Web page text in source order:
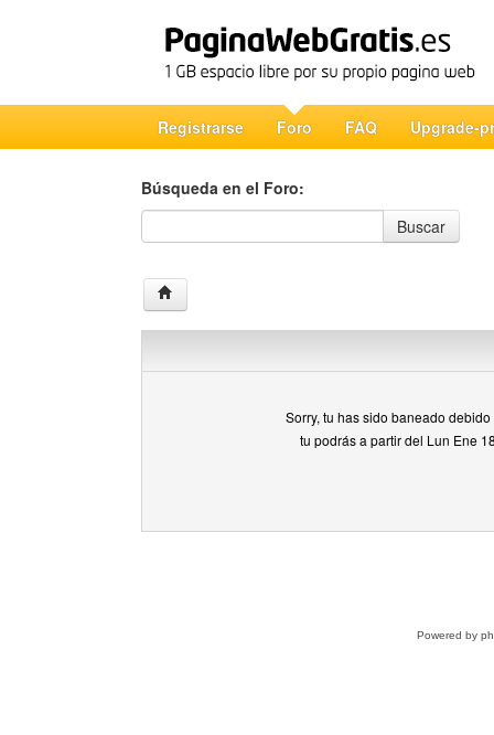
Registrarse Foro FAQ Upgrade-
Búsqueda en el Foro:
Búsqueda en el Foro
Buscar
Sorry, tu has sido baneado
tu podrás a partir del Lun Ene
Powered by